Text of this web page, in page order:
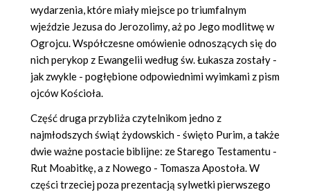
wydarzenia, które miały miejsce po triumfalnym
wjeździe Jezusa do Jerozolimy, aż po Jego modlitwę w
Ogrojcu. Współczesne omówienie odnoszących się do
nich perykop z Ewangelii według św. Łukasza zostały -
jak zwykle - pogłębione odpowiednimi wyimkami z pism
ojców Kościoła.
Część druga przybliża czytelnikom jedno z
najmłodszych świąt żydowskich - święto Purim, a także
dwie ważne postacie biblijne: ze Starego Testamentu -
Rut Moabitkę, a z Nowego - Tomasza Apostoła. W
części trzeciej poza prezentacją sylwetki pierwszego